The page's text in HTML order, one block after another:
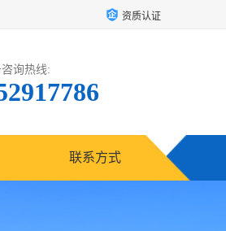
资质认证
询热线:
联系方式